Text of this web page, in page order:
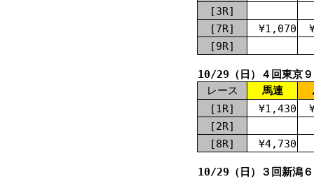
[3R]
[7R]
¥1,070
[9R]
10/29（日）４回東京
レース
馬連
[1R]
¥1,430
[2R]
[8R]
¥4,730
10/29（日）３回新潟